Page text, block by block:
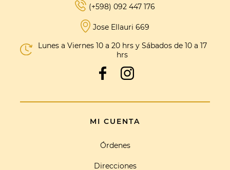
(+598) 092 447 176
Jose Ellauri 669
Lunes a Viernes 10 a 20 hrs y Sábados de 10 a 17
hrs
MI CUENTA
Órdenes
Direcciones